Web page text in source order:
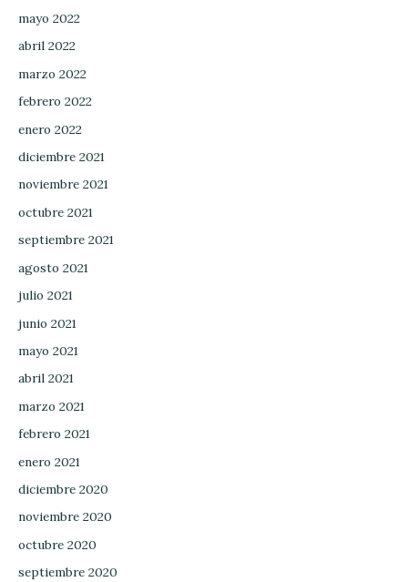
mayo 2022
abril 2022
marzo 2022
febrero 2022
enero 2022
diciembre 2021
noviembre 2021
octubre 2021
septiembre 2021
agosto 2021
julio 2021
junio 2021
mayo 2021
abril 2021
marzo 2021
febrero 2021
enero 2021
diciembre 2020
noviembre 2020
octubre 2020
septiembre 2020